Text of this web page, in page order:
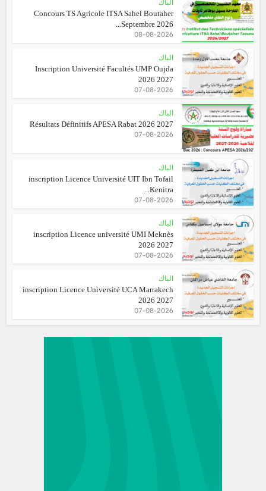
الباك
Concours TS Agricole ITSA Sahel Boutaher
Septembre 2026...
08-08-2026
الباك
Inscription Université Facultés UMP Oujda
2026 2027
07-08-2026
الباك
Résultats Définitifs APESA Rabat 2026 2027
07-08-2026
الباك
inscription Licence Université UIT Ibn Tofail
Kenitra...
07-08-2026
الباك
inscription Licence université UMI Meknès
2026 2027
07-08-2026
الباك
inscription Licence Université UCA Marrakech
2026 2027
07-08-2026